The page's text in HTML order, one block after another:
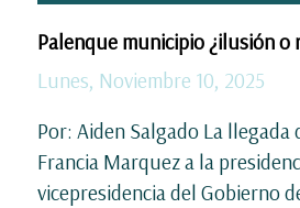
Palenque municipio ¿ilusión o
Lunes, Noviembre 10, 2025
Por: Aiden Salgado La llegada
Francia Marquez a la
vicepresidencia del Gobierno